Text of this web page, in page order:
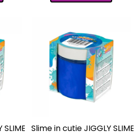
SLIME – mar verde, 100 g
Slime in cutie JIGGLY